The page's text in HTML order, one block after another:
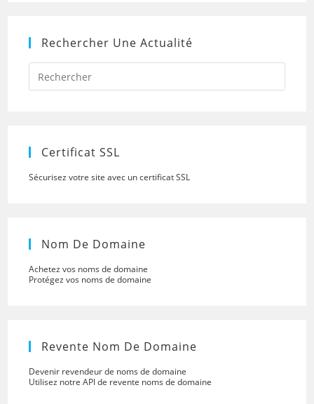
Rechercher Une Actualité
Press
to
Certificat SSL
Sécurisez votre site avec un certificat SSL
Nom De Domaine
Achetez vos noms de domaine
Protégez vos noms de domaine
Revente Nom De Domaine
Devenir revendeur de noms de domaine
Utilisez notre API de revente noms de domaine